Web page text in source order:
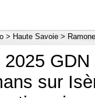
> Haute Savoie >
sur